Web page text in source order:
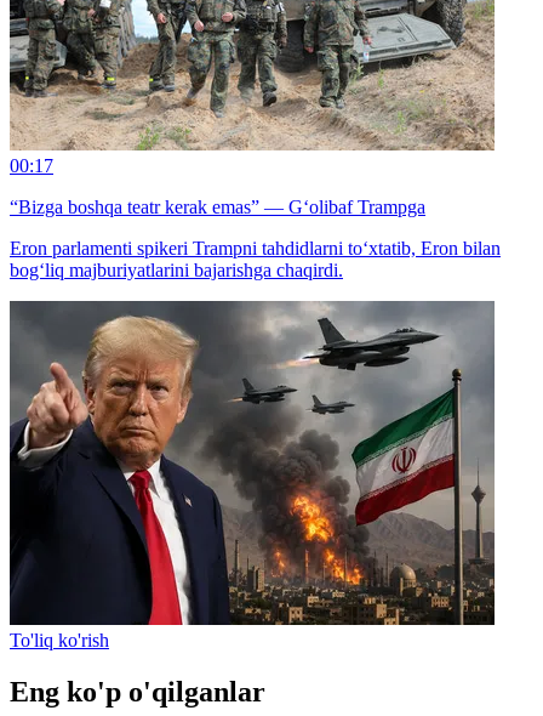
00:17
“Bizga boshqa teatr kerak emas” — G‘olibaf Trampga
Eron parlamenti spikeri Trampni tahdidlarni to‘xtatib, Eron bilan
bog‘liq majburiyatlarini bajarishga chaqirdi.
To'liq ko'rish
Eng ko'p o'qilganlar